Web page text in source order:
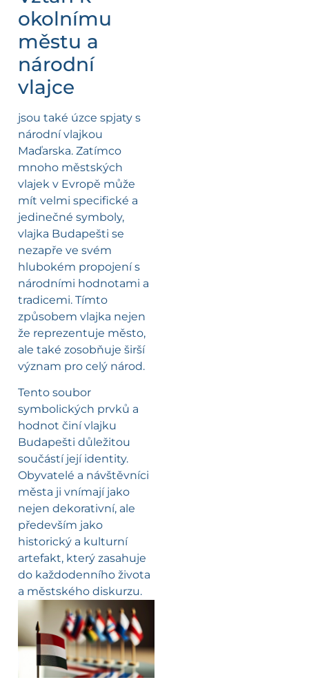
okolnímu
městu a
národní
vlajce
jsou také úzce spjaty s
národní vlajkou
Maďarska. Zatímco
mnoho městských
vlajek v Evropě může
mít velmi specifické a
jedinečné symboly,
vlajka Budapešti se
nezapře ve svém
hlubokém propojení s
národními hodnotami a
tradicemi. Tímto
způsobem vlajka nejen
že reprezentuje město,
ale také zosobňuje širší
význam pro celý národ.
Tento soubor
symbolických prvků a
hodnot činí vlajku
Budapešti důležitou
součástí její identity.
Obyvatelé a návštěvníci
města ji vnímají jako
nejen dekorativní, ale
především jako
historický a kulturní
artefakt, který zasahuje
do každodenního života
a městského diskurzu.